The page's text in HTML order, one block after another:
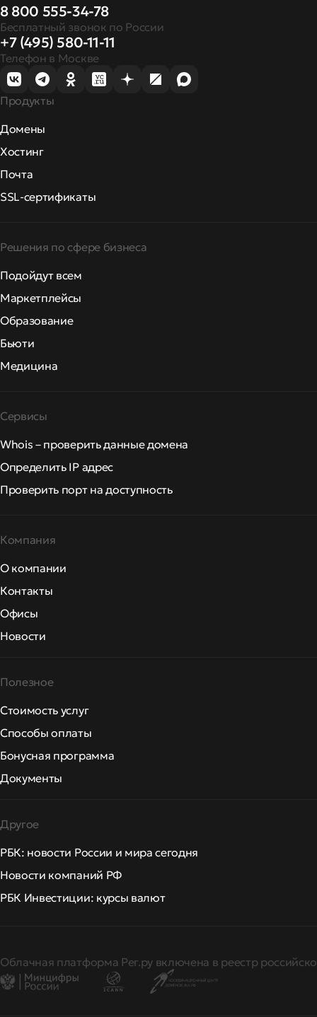
8 800 555-34-78
Бесплатный звонок по России
+7 (495) 580-11-11
Телефон в Москве
Продукты
Домены
Хостинг
Почта
SSL-сертификаты
Решения по сфере бизнеса
Подойдут всем
Маркетплейсы
Образование
Бьюти
Медицина
Сервисы
Whois – проверить данные домена
Определить IP адрес
Проверить порт на доступность
Компания
О компании
Контакты
Офисы
Новости
Полезное
Стоимость услуг
Способы оплаты
Бонусная программа
Документы
Другое
РБК: новости России и мира сегодня
Новости компаний РФ
РБК Инвестиции: курсы валют
Облачная платформа Рег.ру включена в реестр